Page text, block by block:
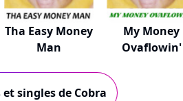
Tha Easy Money
Man
My Money
Ovaflowin'
singles de Cobra